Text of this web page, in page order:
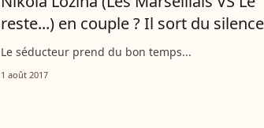
reste...) en couple ? Il sort du silence
Le séducteur prend du bon temps...
1 août 2017